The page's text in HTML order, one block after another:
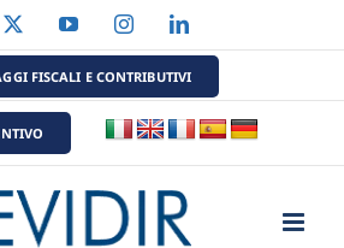
YouTubeInstagramLinkedIn
FISCALI E CONTRIBUTIVI